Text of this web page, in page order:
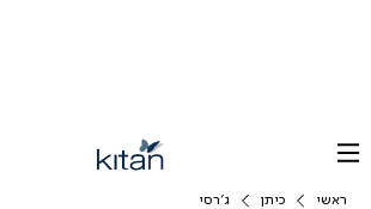
ראשי כיתן ג'רסי